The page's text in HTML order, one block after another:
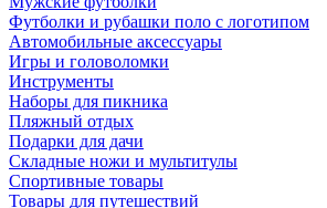
Футболки и рубашки поло с логотипом
Автомобильные аксессуары
Игры и головоломки
Инструменты
Наборы для пикника
Пляжный отдых
Подарки для дачи
Складные ножи и мультитулы
Спортивные товары
Товары для путешествий